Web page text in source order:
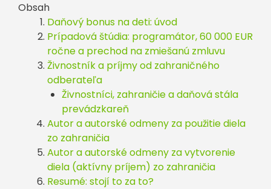
Obsah
Daňový bonus na deti: úvod
Prípadová štúdia: programátor, 60 000 EUR
ročne a prechod na zmiešanú zmluvu
Živnostník a príjmy od zahraničného
odberateľa
Živnostníci, zahraničie a daňová stála
prevádzkareň
Autor a autorské odmeny za použitie diela
zo zahraničia
Autor a autorské odmeny za vytvorenie
diela (aktívny príjem) zo zahraničia
Resumé: stojí to za to?